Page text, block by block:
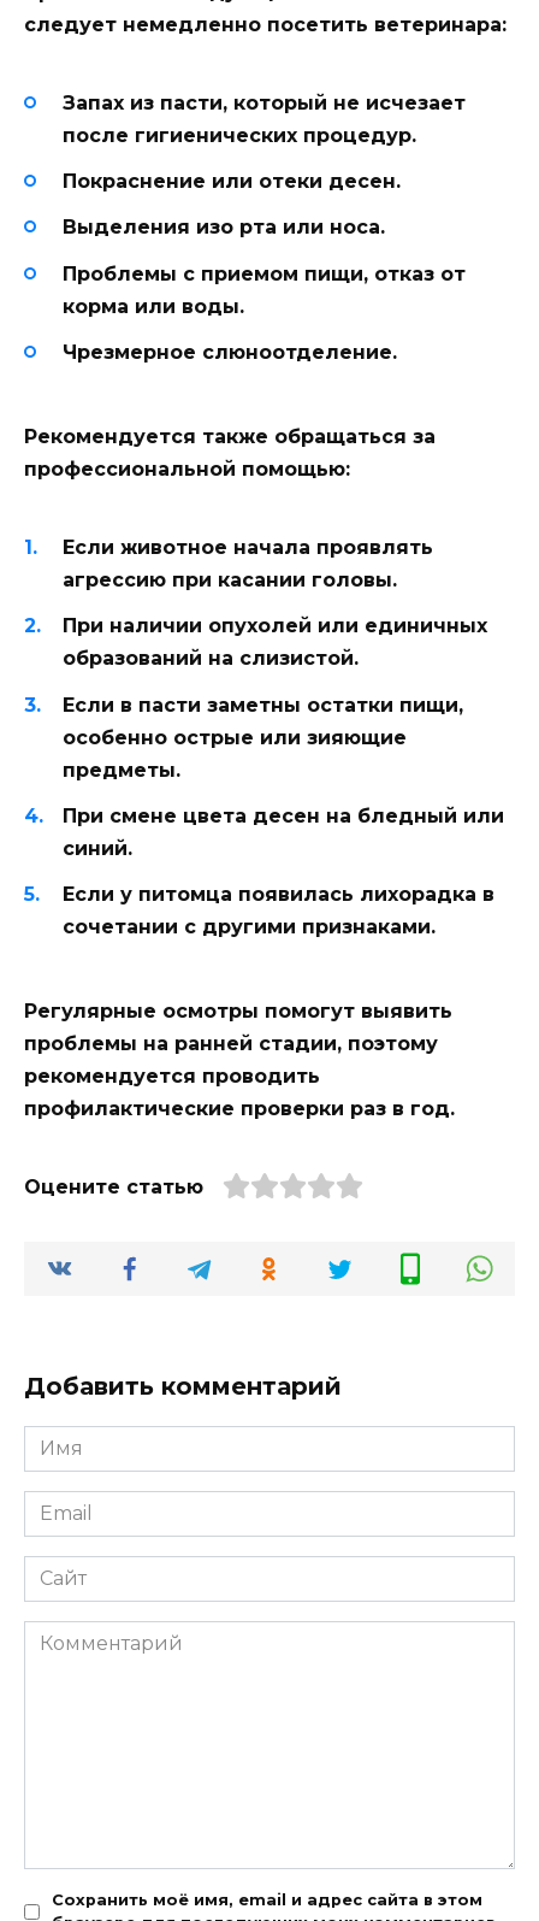
следует немедленно посетить ветеринара:
Запах из пасти, который не исчезает
после гигиенических процедур.
Покраснение или отеки десен.
Выделения изо рта или носа.
Проблемы с приемом пищи, отказ от
корма или воды.
Чрезмерное слюноотделение.
Рекомендуется также обращаться за
профессиональной помощью:
Если животное началa проявлять
агрессию при касании головы.
При наличии опухолей или единичных
образований на слизистой.
Если в пасти заметны остатки пищи,
особенно острые или зияющие
предметы.
При смене цвета десен на бледный или
синий.
Если у питомца появилась лихорадка в
сочетании с другими признаками.
Регулярные осмотры помогут выявить
проблемы на ранней стадии, поэтому
рекомендуется проводить
профилактические проверки раз в год.
Оцените статью
Добавить комментарий
Имя
*
Email
*
Сайт
Комментарий
Сохранить моё имя, email и адрес сайта в этом